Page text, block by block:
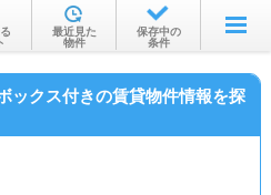
屋を探す
沿線・駅から
最近見た
物件
保存中の
条件
ックス付きの賃貸物件情報を探